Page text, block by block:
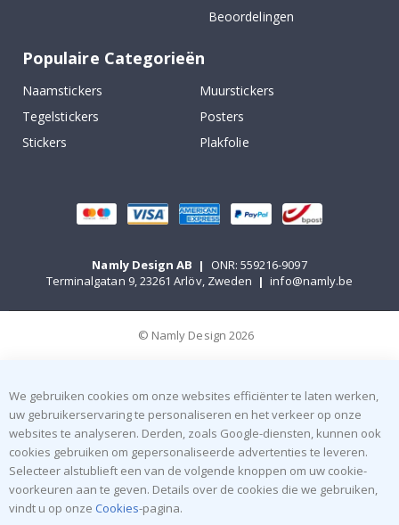
Beoordelingen
Populaire Categorieën
Naamstickers
Muurstickers
Tegelstickers
Posters
Stickers
Plakfolie
Namly Design AB |
ONR: 559216-9097
Terminalgatan 9, 23261 Arlöv, Zweden | info@namly.be
© Namly Design 2026
We gebruiken cookies om onze websites efficiënter te laten werken,
uw gebruikerservaring te personaliseren en het verkeer op onze
websites te analyseren. Derden, zoals Google-diensten, kunnen ook
cookies gebruiken om gepersonaliseerde advertenties te leveren.
Selecteer alstublieft een van de volgende knoppen om uw cookie-
voorkeuren aan te geven. Details over de cookies die we gebruiken,
vindt u op onze Cookies-pagina.